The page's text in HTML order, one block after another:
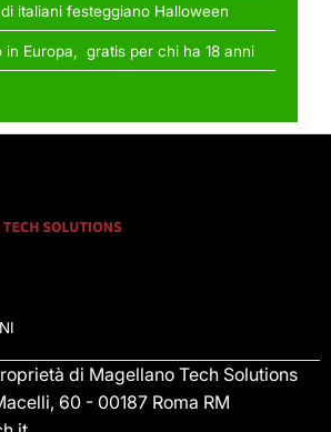
di italiani festeggiano Halloween
in Europa, gratis per chi ha 18 anni
di Magellano Tech Solutions
60 - 00187 Roma RM